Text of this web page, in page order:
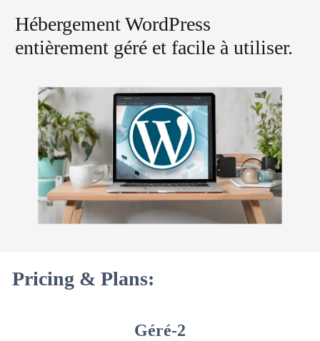
Hébergement WordPress
entièrement géré et facile à utiliser.
Pricing & Plans:
Géré-2